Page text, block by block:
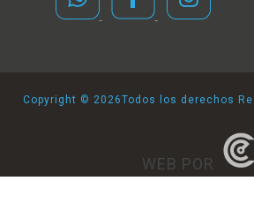
Copyright © 2026Todos los derechos
WEB POR